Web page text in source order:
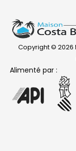
Copyright © 2026
Alimenté par :